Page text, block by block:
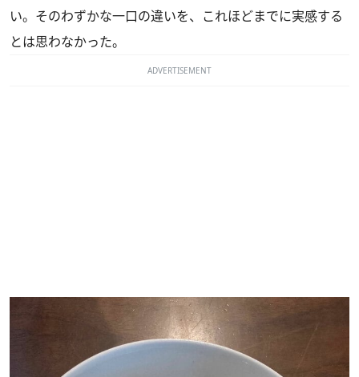
い。そのわずかな一口の違いを、これほどまでに実感する
とは思わなかった。
ADVERTISEMENT